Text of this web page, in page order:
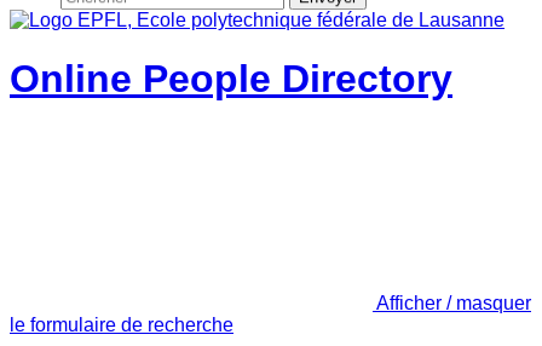
Online People Directory
Afficher / masquer
le formulaire de recherche